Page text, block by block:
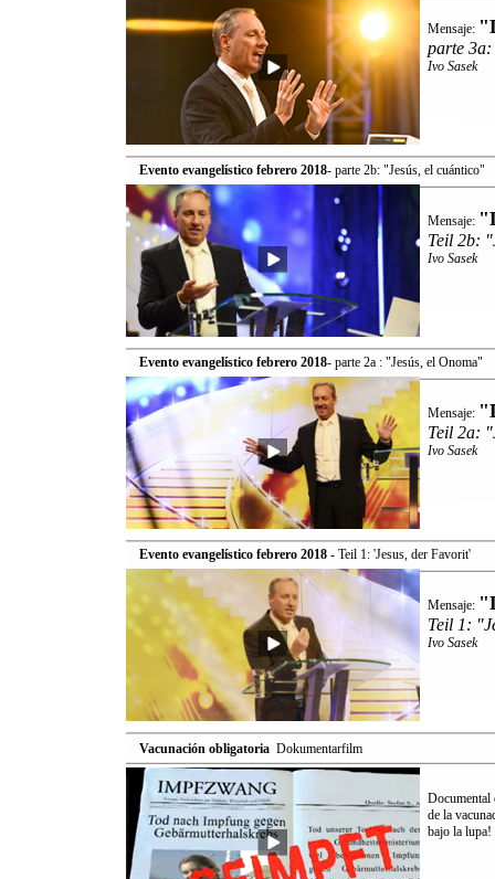
Mensaje:
parte
Ivo Sasek
Evento evangelístico febrero 2018- parte 2b: "Jesús, el cuántico"
Mensaje:
Teil 2b:
Ivo Sasek
Evento evangelístico febrero 2018- parte 2a : "Jesús, el Onoma"
Mensaje:
Teil 2a:
Ivo Sasek
Evento evangelístico febrero 2018 - Teil 1: 'Jesus, der Favorit'
Mensaje:
Teil 1:
Ivo Sasek
Vacunación obligatoria  Dokumentarfilm
Documental
de la
bajo la lupa!